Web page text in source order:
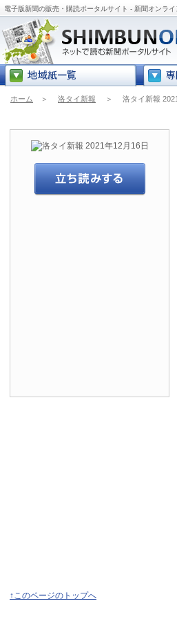
電子版新聞の販売・購読ポータルサイト - 新聞オンラ
ホーム ＞ 洛タイ新報 ＞ 洛タイ新報
↑このページのトップへ